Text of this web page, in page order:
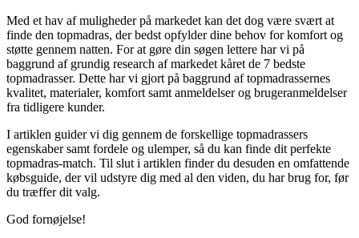
Med et hav af muligheder på markedet kan det dog være svært at
finde den topmadras, der bedst opfylder dine behov for komfort og
støtte gennem natten. For at gøre din søgen lettere har vi på
baggrund af grundig research af markedet kåret de 7 bedste
topmadrasser. Dette har vi gjort på baggrund af topmadrassernes
kvalitet, materialer, komfort samt anmeldelser og brugeranmeldelser
fra tidligere kunder.
I artiklen guider vi dig gennem de forskellige topmadrassers
egenskaber samt fordele og ulemper, så du kan finde dit perfekte
topmadras-match. Til slut i artiklen finder du desuden en omfattende
købsguide, der vil udstyre dig med al den viden, du har brug for, før
du træffer dit valg.
God fornøjelse!